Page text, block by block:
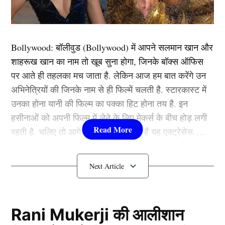
हिस्सा नहीं ले पाएंगे।
गौरतलब है कि रोहित रणजी ट्रॉफी में हिस्सा लेने जा रहा हैं। वे
गुरुवार से मुंबई के लिए जम्मू एंड कश्मीर के खिलाफ मुकाबले
खेलेंगे, जबकि 30 जनवरी को उनका सामना मेघालय से होगा। ऐसे
में 6 जनवरी को उनका इंग्लैंड के खिलाफ मैच खेलना मुश्किल नजर
आ रहा है। रोहित के स्थान पर उपकप्तान शुभमन गिल
(Shubman Gill) टीम की कमान संभाल सकते हैं।
केएल राहुल को चैंपियंस ट्रॉफी 2025 से पहले टीम से
किया गया बाहर, इस स्टार खिलाड़ी को मिली जगह
Bollywood:बॉलीवुड (Bollywood)में आपने सलमान खान और
शाहरूख खान का नाम तो खूब सुना होगा, जिनके बॉक्स ऑफिस
पर आते ही तहलका मच जाता है. लेकिन आज हम बात करेंगे उन
अभिनेत्रियों की जिनके नाम से ही फिल्में चलती है. स्टारकास्ट में
उनका होना यानी की फिल्म का पक्का हिट होना तय है. इन
हसीनाओं को अपनी फिल्म में लेने के लिए मेकर्स के बीच होड़ लगी
रहती है. चलिए तो आगे जानते हैं कौन-कौन हैं यह एक्ट्रेसेस…..
कौन हैंBollywood की यह हसीनाएं?
Padukone)
Rani Mukerji की आलीशान